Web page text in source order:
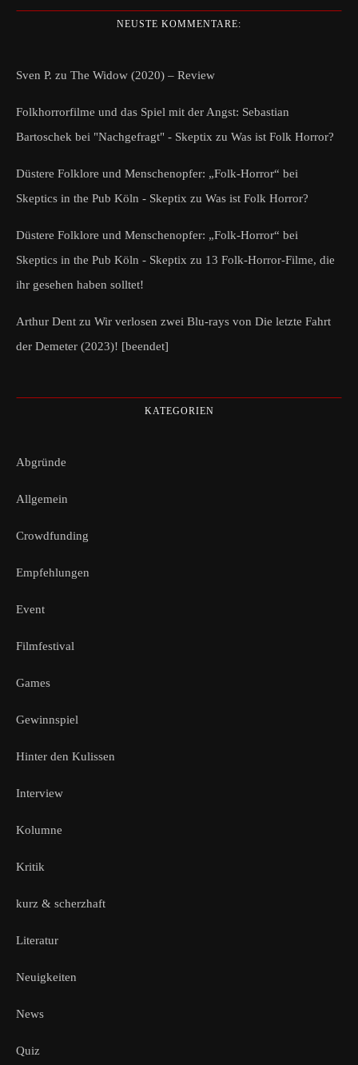
NEUSTE KOMMENTARE:
Sven P. zu The Widow (2020) – Review
Folkhorrorfilme und das Spiel mit der Angst: Sebastian
Bartoschek bei "Nachgefragt" - Skeptix zu Was ist Folk Horror?
Düstere Folklore und Menschenopfer: „Folk-Horror“ bei
Skeptics in the Pub Köln - Skeptix zu Was ist Folk Horror?
Düstere Folklore und Menschenopfer: „Folk-Horror“ bei
Skeptics in the Pub Köln - Skeptix zu 13 Folk-Horror-Filme, die
ihr gesehen haben solltet!
Arthur Dent zu Wir verlosen zwei Blu-rays von Die letzte Fahrt
der Demeter (2023)! [beendet]
KATEGORIEN
Abgründe
Allgemein
Crowdfunding
Empfehlungen
Event
Filmfestival
Games
Gewinnspiel
Hinter den Kulissen
Interview
Kolumne
Kritik
kurz & scherzhaft
Literatur
Neuigkeiten
News
Quiz